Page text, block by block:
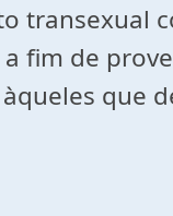
transexual
fim de
que